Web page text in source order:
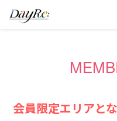
会員限定エリアと